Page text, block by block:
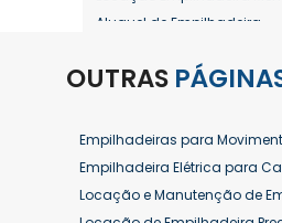
Aluguel de Empilhadeira
Aluguel de Empilhadeira
Aluguel de Empilhadeira
Aluguel de Empilhadeira
Aluguel de Empilhadeira
Aluguel de Empilhadeira
OUTRAS
Empilhadeiras para
Empilhadeira Elétrica para
Locação e Manutenção de